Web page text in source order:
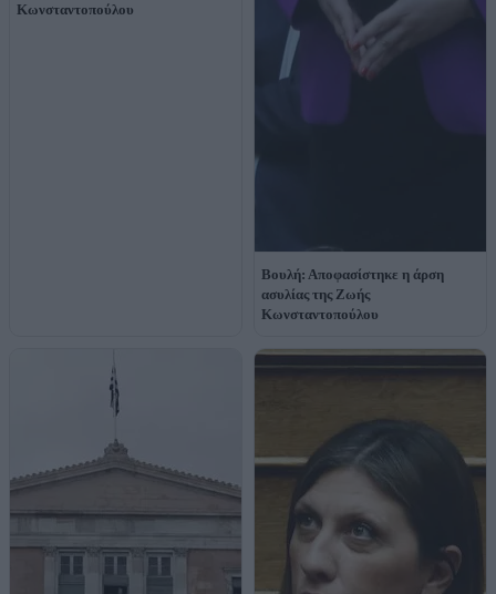
Κωνσταντοπούλου
Βουλή: Αποφασίστηκε η άρση
ασυλίας της Ζωής
Κωνσταντοπούλου